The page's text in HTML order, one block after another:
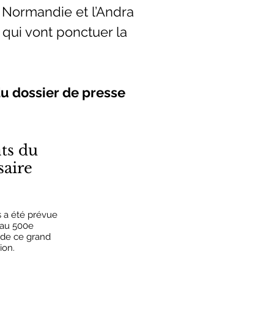
et l’Andra
vont ponctuer la
dossier de presse
du
a été prévue
500e
ce grand